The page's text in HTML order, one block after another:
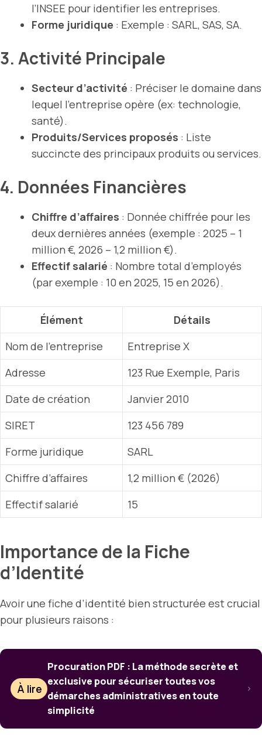
l’INSEE pour identifier les entreprises.
Forme juridique : Exemple : SARL, SAS, SA.
3. Activité Principale
Secteur d’activité : Préciser le domaine dans
lequel l’entreprise opère (ex: technologie,
santé).
Produits/Services proposés : Liste
succincte des principaux produits ou services.
4. Données Financières
Chiffre d’affaires : Donnée chiffrée pour les
deux dernières années (exemple : 2025 – 1
million €, 2026 – 1,2 million €).
Effectif salarié : Nombre total d’employés
(par exemple : 10 en 2025, 15 en 2026).
Élément
Détails
Nom de l’entreprise
Entreprise X
Adresse
123 Rue Exemple, Paris
Date de création
Janvier 2010
SIRET
123 456 789
Forme juridique
SARL
Chiffre d’affaires
1,2 million € (2026)
Effectif salarié
15
Importance de la Fiche
d’Identité
Avoir une fiche d’identité bien structurée est crucial
pour plusieurs raisons :
À lire
Procuration PDF : La méthode secrète et
exclusive pour sécuriser toutes vos
démarches administratives en toute
simplicité